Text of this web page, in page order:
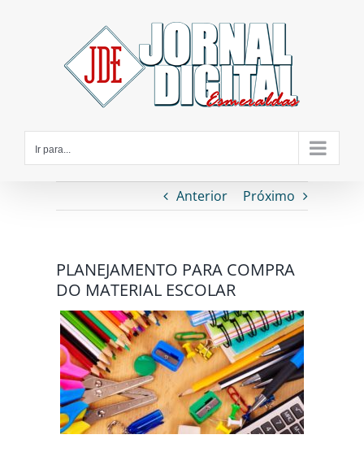
Ir para...
Anterior Próximo
PLANEJAMENTO PARA COMPRA
DO MATERIAL ESCOLAR